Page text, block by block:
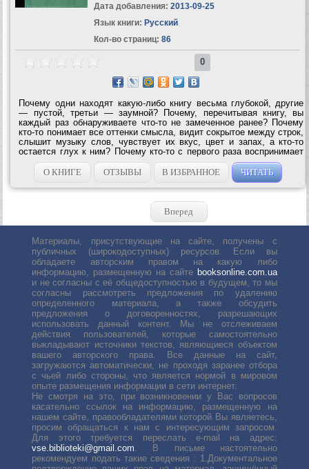
Дата добавления: 2013-09-25
Язык книги: Русский
Кол-во страниц: 86
0
Почему одни находят какую-либо книгу весьма глубокой, другие
— пустой, третьи — заумной? Почему, перечитывая книгу, вы
каждый раз обнаруживаете что-то не замеченное ранее? Почему
кто-то понимает все оттенки смысла, видит сокрытое между строк,
слышит музыку слов, чувствует их вкус, цвет и запах, а кто-то
остается глух к ним? Почему кто-то с первого раза воспринимает
содержимое учебника, а кому-то нужно многократно его
объяснять? Чтобы...
О КНИГЕ ОТЗЫВЫ В ИЗБРАННОЕ ЧИТАТЬ
Вперед
Материалы, присутствующие на сайте, получены с
публичных (широкодоступных) ресурсов. Если вы
обладаете авторским правом на какую либо
информацию, размещенную на сайте booksonline.com.ua
и не согласны с её общедоступностью в будущем, то мы
согласны рассмотреть предложения по удалению
определенного материала, а также обсудить
предложения о договоренностях, разрешающих
использовать данный контент. Мы не отслеживаем
действия пользователей, которые самостоятельно
выкладывают источники текстов, являющиеся объектом
вашего авторского права. Все данные на сайт,
загружаются автоматически, не проходя заранее отбора
с чьей либо стороны, что является нормой в мировом
опыте размещения информации в сети интернет.
Не смотря на это, при возникновении у Вас вопросов
касательно ссылок на информацию, размещенную на
нашем сайте, правообладателями которой Вы являетесь,
просим обращаться к нам с интересующим запросом.
Для этого требуется переслать е-mail на адрес:
vse.biblioteki@gmail.com . В письме настоятельно
рекомендуем подать такие сведения : 1.Документальное